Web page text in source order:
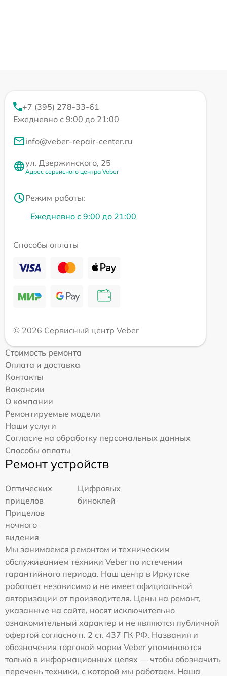
+7 (395) 278-33-61
Ежедневно с 9:00 до 21:00
info@veber-repair-center.ru
ул. Дзержинского, 25
Адрес сервисного центра Veber
Режим работы:
Ежедневно с 9:00 до 21:00
Способы оплаты
© 2026 Сервисный центр Veber
Стоимость ремонта
Оплата и доставка
Контакты
Вакансии
О компании
Ремонтируемые модели
Наши услуги
Согласие на обработку персональных данных
Способы оплаты
Ремонт устройств
Оптических
прицелов
Цифровых
биноклей
Прицелов
ночного
видения
Мы занимаемся ремонтом и техническим
обслуживанием техники Veber по истечении
гарантийного периода. Наш центр в Иркутске
работает независимо и не имеет официальной
авторизации от производителя. Цены на ремонт,
указанные на сайте, носят исключительно
ознакомительный характер и не являются публичной
офертой согласно п. 2 ст. 437 ГК РФ. Названия и
обозначения торговой марки Veber упоминаются
только в информационных целях — чтобы обозначить
перечень техники, с которой мы работаем. Наша